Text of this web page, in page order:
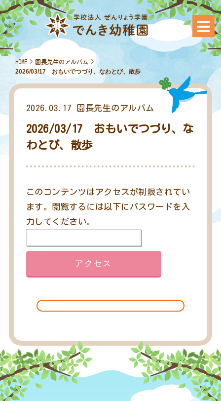
HOME > 園長先生のアルバム >
2026/03/17 おもいでつづり、なわとび、散歩
2026.03.17 園長先生のアルバム
2026/03/17 おもいでつづり、な
わとび、散歩
このコンテンツはアクセスが制限されてい
ます。閲覧するには以下にパスワードを入
力してください。